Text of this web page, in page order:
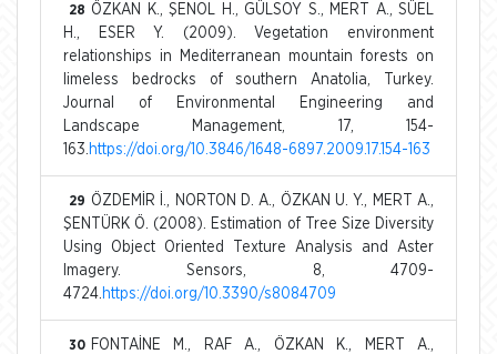
28 ÖZKAN K., ŞENOL H., GÜLSOY S., MERT A., SÜEL
H., ESER Y. (2009). Vegetation environment
relationships in Mediterranean mountain forests on
limeless bedrocks of southern Anatolia, Turkey.
Journal of Environmental Engineering and
Landscape Management, 17, 154-
163. https://doi.org/10.3846/1648-6897.2009.17.154-163
29 ÖZDEMİR İ., NORTON D. A., ÖZKAN U. Y., MERT A.,
ŞENTÜRK Ö. (2008). Estimation of Tree Size Diversity
Using Object Oriented Texture Analysis and Aster
Imagery. Sensors, 8, 4709-
4724. https://doi.org/10.3390/s8084709
30 FONTAİNE M., RAF A., ÖZKAN K., MERT A.,